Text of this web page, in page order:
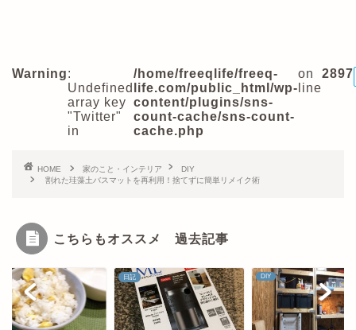
Warning:
Undefined
array key
"Twitter"
in
/home/freeqlife/freeq-
life.com/public_html/wp-
content/plugins/sns-
count-cache/sns-count-
cache.php
on
line
2897
HOME 家のこと・インテリア
DIY
割れた珪藻土バスマットを再利用！捨てずに簡単リメイク術
こちらもオススメ 過去記事
DIY お掃除